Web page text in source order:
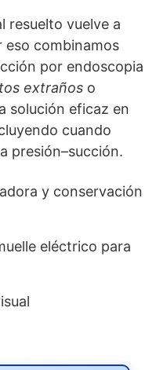
resuelto vuelve a
eso combinamos
por endoscopia
extraños o
solución eficaz en
cuando
presión–succión.
y conservación
eléctrico para